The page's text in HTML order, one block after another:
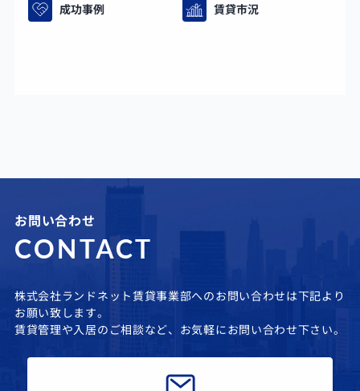
成功事例 賃貸市況
お問い合わせ
CONTACT
株式会社ランドネット賃貸事業部へのお問い合わせは下記より
お願い致します。
賃貸管理や入居のご相談など、お気軽にお問い合わせ下さい。